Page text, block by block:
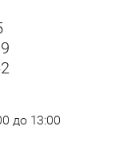
до 13:00